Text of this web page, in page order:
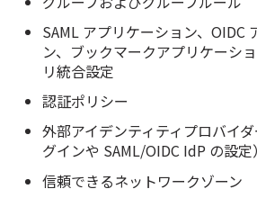
SAML アプリケーション、OIDC
ン、ブックマークアプリケーシ
リ統合設定
認証ポリシー
外部アイデンティティプロバイ
グインや SAML/OIDC IdP の設定）
信頼できるネットワークゾーン